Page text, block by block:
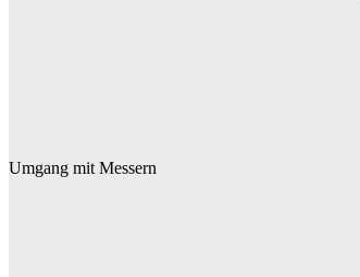
Umgang mit Messern